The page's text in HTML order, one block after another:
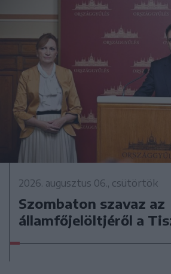
2026. augusztus 06., csütörtök
Szombaton szavaz az
államfőjelöltjéről a